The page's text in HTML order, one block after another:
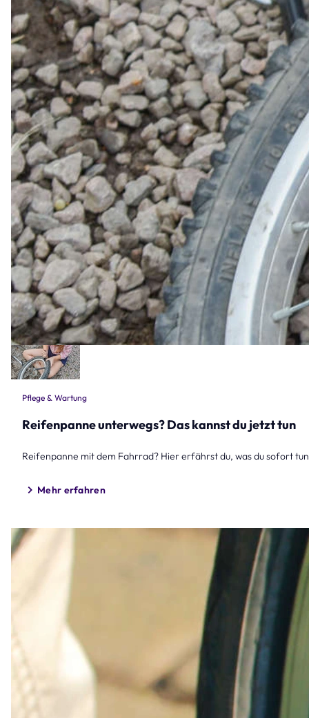
Pflege & Wartung
Reifenpanne unterwegs? Das kannst du jetzt tun
Reifenpanne mit dem Fahrrad? Hier erfährst du, was du sofort
Mehr erfahren